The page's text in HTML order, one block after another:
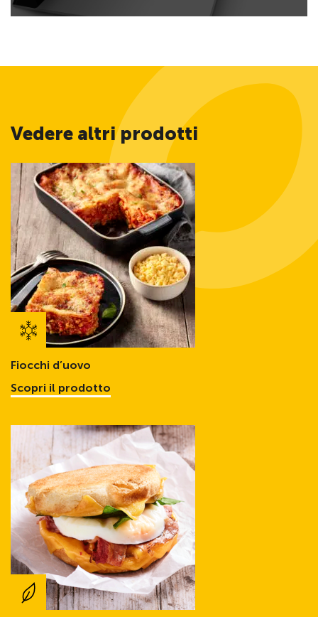
Vedere altri prodotti
Fiocchi d’uovo
Scopri il prodotto